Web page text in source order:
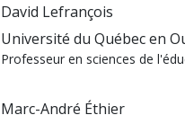
David Lefrançois
Université du Québec en
Professeur en sciences de
Marc-André Éthier